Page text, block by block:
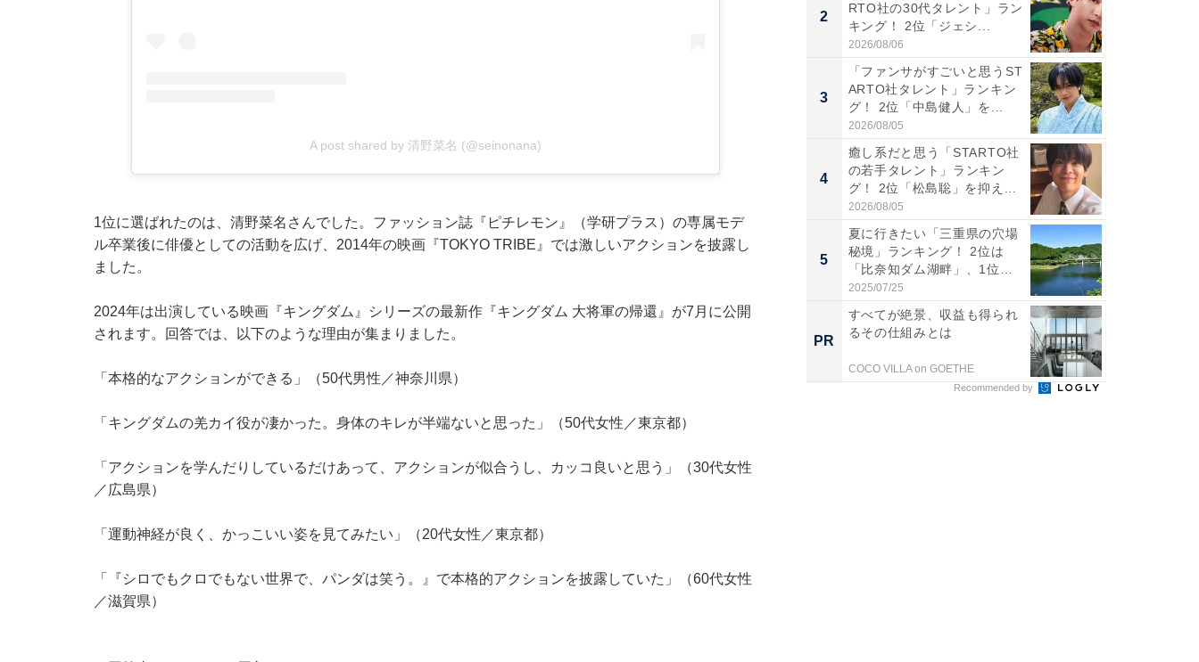
A post shared by 清野菜名 (@seinonana)
1位に選ばれたのは、清野菜名さんでした。ファッション誌『ピチレモン』（学研プラス）の専属モデ
ル卒業後に俳優としての活動を広げ、2014年の映画『TOKYO TRIBE』では激しいアクションを披露し
ました。
2024年は出演している映画『キングダム』シリーズの最新作『キングダム 大将軍の帰還』が7月に公開
されます。回答では、以下のような理由が集まりました。
「本格的なアクションができる」（50代男性／神奈川県）
「キングダムの羌カイ役が凄かった。身体のキレが半端ないと思った」（50代女性／東京都）
「アクションを学んだりしているだけあって、アクションが似合うし、カッコ良いと思う」（30代女性
／広島県）
「運動神経が良く、かっこいい姿を見てみたい」（20代女性／東京都）
「『シロでもクロでもない世界で、パンダは笑う。』で本格的アクションを披露していた」（60代女性
／滋賀県）
2
RTO社の30代タレント」ラン
キング！ 2位「ジェシ...
2026/08/06
3
「ファンサがすごいと思うST
ARTO社タレント」ランキン
グ！ 2位「中島健人」を...
2026/08/05
4
癒し系だと思う「STARTO社
の若手タレント」ランキン
グ！ 2位「松島聡」を抑え...
2026/08/05
5
夏に行きたい「三重県の穴場
秘境」ランキング！ 2位は
「比奈知ダム湖畔」、1位
は？...
2025/07/25
PR
すべてが絶景、収益も得られ
るその仕組みとは
COCO VILLA on GOETHE
Recommended by